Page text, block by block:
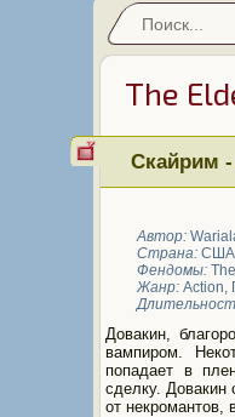
The
Скайрим
Автор:
Страна: США
Фендомы:
Жанр: Action,
Довакин,
вампиром.
попадает в
сделку. Довакин
от некромантов,